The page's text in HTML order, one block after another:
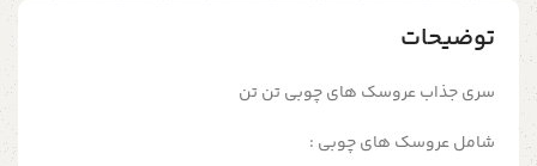
توضیحات
سری جذاب عروسک های چوبی تن تن
شامل عروسک های چوبی :